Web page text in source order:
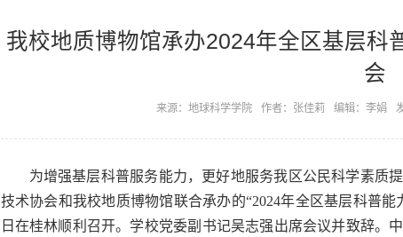
我校地质博物馆承办2024年全区基层科
会
来源：地球科学学院 作者：张佳莉 编辑：李娟
为增强基层科普服务能力，更好地服务我区公民科学素质
技术协会和我校地质博物馆联合承办的“2024年全区基层科普
日在桂林顺利召开。学校党委副书记吴志强出席会议并致辞。